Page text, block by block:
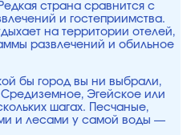
страна сравнится с
и гостеприимства.
на территории отелей,
развлечений и обильное
бы город вы ни выбрали,
Эгейское или
шагах. Песчаные,
и лесами у самой воды —